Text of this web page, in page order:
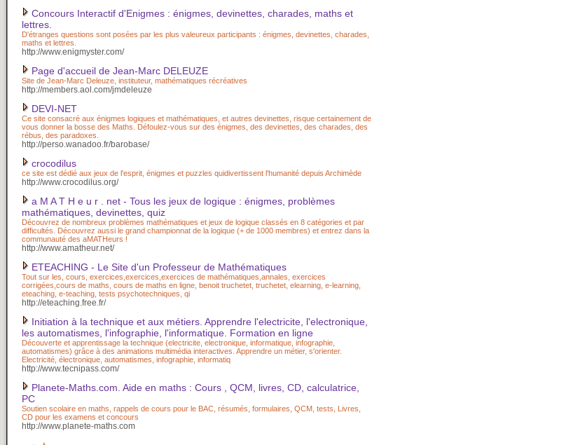
Concours Interactif d'Enigmes : énigmes, devinettes, charades, maths et
lettres.
D'étranges questions sont posées par les plus valeureux participants : énigmes, devinettes, charades,
maths et lettres.
http://www.enigmyster.com/
Page d'accueil de Jean-Marc DELEUZE
Site de Jean-Marc Deleuze, instituteur, mathématiques récréatives
http://members.aol.com/jmdeleuze
DEVI-NET
Ce site consacré aux énigmes logiques et mathématiques, et autres devinettes, risque certainement de
vous donner la bosse des Maths. Défoulez-vous sur des énigmes, des devinettes, des charades, des
rébus, des paradoxes.
http://perso.wanadoo.fr/barobase/
crocodilus
ce site est dédié aux jeux de l'esprit, énigmes et puzzles quidivertissent l'humanité depuis Archimède
http://www.crocodilus.org/
a M A T H e u r . net - Tous les jeux de logique : énigmes, problèmes
mathématiques, devinettes, quiz
Découvrez de nombreux problèmes mathématiques et jeux de logique classés en 8 catégories et par
difficultés. Découvrez aussi le grand championnat de la logique (+ de 1000 membres) et entrez dans la
communauté des aMATHeurs !
http://www.amatheur.net/
ETEACHING - Le Site d'un Professeur de Mathématiques
Tout sur les, cours, exercices,exercices,exercices de mathématiques,annales, exercices
corrigées,cours de maths, cours de maths en ligne, benoit truchetet, truchetet, elearning, e-learning,
eteaching, e-teaching, tests psychotechniques, qi
http://eteaching.free.fr/
Initiation à la technique et aux métiers. Apprendre l'electricite, l'electronique,
les automatismes, l'infographie, l'informatique. Formation en ligne
Découverte et apprentissage la technique (electricite, electronique, informatique, infographie,
automatismes) grâce à des animations multimédia interactives. Apprendre un métier, s'orienter.
Electricité, électronique, automatismes, infographie, informatiq
http://www.tecnipass.com/
Planete-Maths.com. Aide en maths : Cours , QCM, livres, CD, calculatrice,
PC
Soutien scolaire en maths, rappels de cours pour le BAC, résumés, formulaires, QCM, tests, Livres,
CD pour les examens et concours
http://www.planete-maths.com